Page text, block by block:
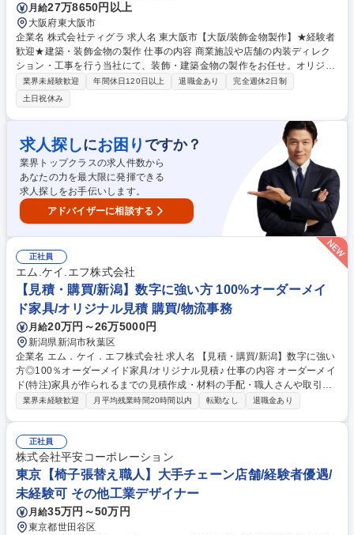
月給27万8650円以上
大阪府東大阪市
企業名 株式会社ティグラ 求人名 東大阪市【大阪/装飾金物製作】★経験者
歓迎★建築・装飾金物の製作 仕事の内容 商業施設や店舗の内装ディレク
ション・工事を行う当社にて、装飾・建築金物の製作をお任せ。オリジナ
リティ溢れる装飾が強みで、本社の工場でオーダーメイドの金物を製作し
ております！ 【具体的には】ティグ溶接（アルゴン溶接）や半自動溶接に
よる溶接、組立作業をお願いします。他にもメタルソーやボール盤など工
作機械による材料切断や穴あけ加工、サンダーによる研磨仕上げ加工、検
品、梱包や出荷、荷受け作業など製作に関わる一連の業務をお願いしま
す。 ※採用背景：業績好調に伴う採用強化です。 募集職種 東大阪市【大
阪/装飾金物製作】★経験者歓迎★建築・装飾金物の製作
業界未経験歓迎 年間休日120日以上 退職金あり
完全週休2日制
土日祝休み
求人探しにお困り ですか？
業界トップクラスの求人件数から
あなたの力を最大限に発揮できる
求人探しをお手伝いします。
アドバイザーに相談する
正社員
エム.ケイ.エフ株式会社
【見積・購買/新潟】数字に強い方 100%オーダーメイ
ド家具/オリジナル見積 購買/物流事務
月給20万円～26万5000円
新潟県新潟市秋葉区
企業名 エム．ケイ．エフ株式会社 求人名 【見積・購買/新潟】数字に強い
方◎100％オーダーメイド家具/オリジナル見積♪ 仕事の内容 オーダーメイ
ド(特注)家具が作られるまでの見積作成・材料の手配・職人さんや取引先
企業とのやり取りもお任せします。 ◆見積もり：図面を見ながら、木材や
の調整を行います。 ※1～2週間は工場で実際に家具作りを体験し「家具
がどう作られるか」を学び、その後少しずつ図面の見方や材料の名前を覚
えていただきます。先輩がマンツーマンでついているので未経験の方も安
心してご応募ください。 募集職種 【見積・購買/新潟】数字に強い方◎10
0％オーダーメイド家具/オリジナル見積♪
業界未経験歓迎 月平均残業時間20時間以内 転勤なし 退職金あり
正社員
株式会社平安コーポレーション
東京【椅子張替え職人】大手チェーン店舗/経験者優遇/
未経験可 その他工業デザイナー
月給35万円～50万円
東京都世田谷区